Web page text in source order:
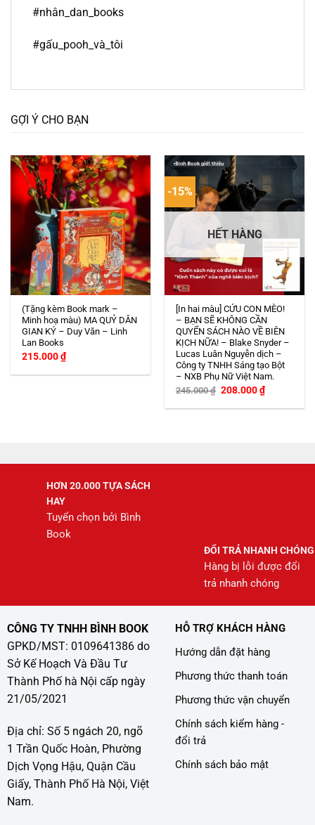
#nhân_dan_books
#gấu_pooh_và_tôi
GỢI Ý CHO BẠN
(Tặng kèm Book mark –
Minh hoạ màu) MA QUỶ DÂN
GIAN KÝ – Duy Văn – Linh
Lan Books
215.000₫
-15%
HẾT HÀNG
[In hai màu] CỨU CON MÈO!
– BẠN SẼ KHÔNG CẦN
QUYỂN SÁCH NÀO VỀ BIÊN
KỊCH NỮA! – Blake Snyder –
Lucas Luân Nguyễn dịch –
Công ty TNHH Sáng tạo Bột
– NXB Phụ Nữ Việt Nam.
245.000₫ Giá
gốc
là:
208.000₫Giá
hiện
tại
HƠN 20.000 TỰA SÁCH
HAY
Tuyển chọn bởi Bình
Book
ĐỔI TRẢ NHANH CHÓNG
Hàng bị lỗi được đổi
trả nhanh chóng
CÔNG TY TNHH BÌNH BOOK
GPKD/MST: 0109641386 do
Sở Kế Hoạch Và Đầu Tư
Thành Phố hà Nội cấp ngày
21/05/2021
Địa chỉ: Số 5 ngách 20, ngõ
1 Trần Quốc Hoàn, Phường
Dịch Vọng Hậu, Quận Cầu
Giấy, Thành Phố Hà Nội, Việt
Nam.
HỖ TRỢ KHÁCH HÀNG
Hướng dẫn đặt hàng
Phương thức thanh toán
Phương thức vận chuyển
Chính sách kiểm hàng -
đổi trả
Chính sách bảo mật